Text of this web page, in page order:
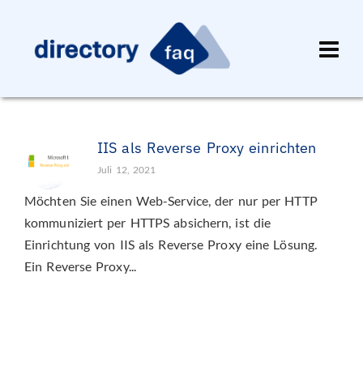
IIS als Reverse Proxy einrichten
Juli 12, 2021
Möchten Sie einen Web-Service, der nur per HTTP
kommuniziert per HTTPS absichern, ist die
Einrichtung von IIS als Reverse Proxy eine Lösung.
Ein Reverse Proxy...